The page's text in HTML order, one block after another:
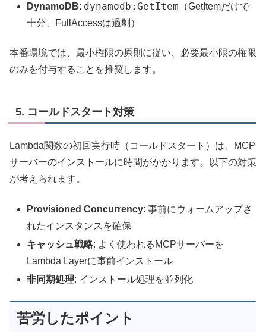
DynamoDB: dynamodb:GetItem （GetItemだけで
十分、FullAccessは過剰）
本番環境では、最小権限の原則に従い、必要最小限の権限
のみを付与することを推奨します。
5. コールドスタート対策
Lambda関数の初回実行時（コールドスタート）は、MCP
サーバーのインストールに時間がかかります。以下の対策
が考えられます。
Provisioned Concurrency: 事前にウォームアップさ
れたインスタンスを確保
キャッシュ戦略: よく使われるMCPサーバーを
Lambda Layerに事前インストール
非同期処理: インストール処理を並列化
苦労したポイント